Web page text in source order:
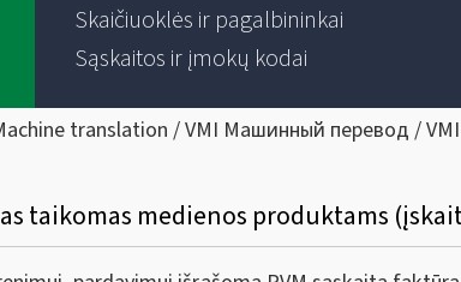
Skaičiuoklės ir pagalbininkai
Sąskaitos ir įmokų kodai
translation / VMI Машинный перевод /